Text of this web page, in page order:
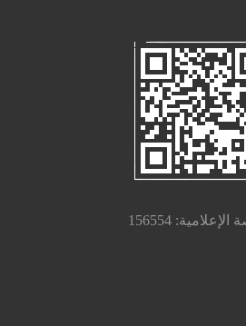
156554